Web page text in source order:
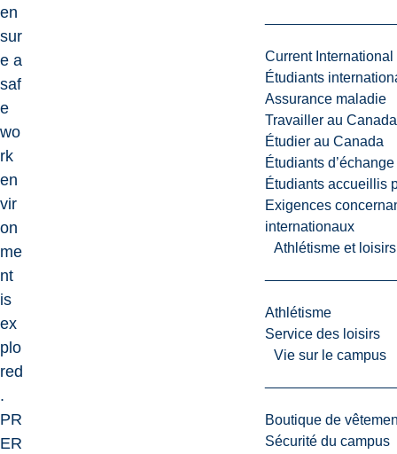
Current International
Étudiants
Assurance maladie
Travailler au Canada
Étudier au Canada
Étudiants
Étudiants accueillis
Exigences
internationaux
Athlétisme et
Athlétisme
Service des loisirs
Vie sur le campus
Boutique de
Sécurité du campus
en
sur
e a
saf
e
wo
rk
en
vir
on
me
nt
is
ex
plo
red
.
PR
ER